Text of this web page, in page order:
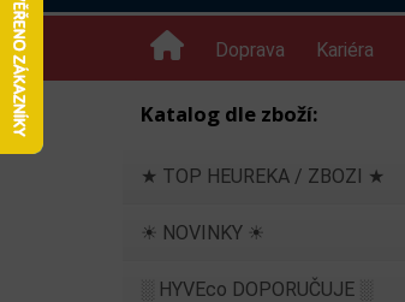
Doprava Kariéra
Katalog dle zboží:
★ TOP HEUREKA / ZBOZI ★
☀ NOVINKY ☀
░ HYVEco DOPORUČUJE ░